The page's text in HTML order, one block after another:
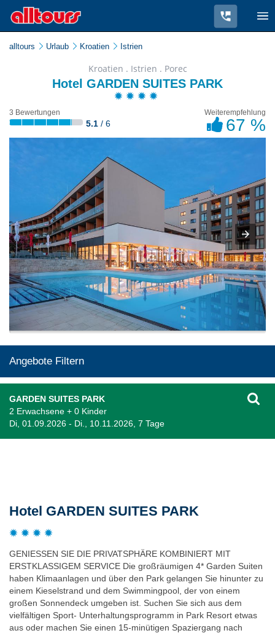
alltours Urlaub Kroatien Istrien
Kroatien . Istrien . Porec
Hotel GARDEN SUITES PARK
3 Bewertungen
5.1 / 6
Weiterempfehlung
67 %
Angebote Filtern
GARDEN SUITES PARK
2 Erwachsene + 0 Kinder
Di, 01.09.2026 - Di., 10.11.2026, 7 Tage
Hotel GARDEN SUITES PARK
GENIESSEN SIE DIE PRIVATSPHÄRE KOMBINIERT MIT
ERSTKLASSIGEM SERVICE Die großräumigen 4* Garden Suiten
haben Klimaanlagen und über den Park gelangen Sie hinunter zu
einem Kieselstrand und dem Swimmingpool, der von einem
großen Sonnendeck umgeben ist. Suchen Sie sich aus dem
vielfältigen Sport- Unterhaltungsprogramm in Park Resort etwas
aus oder machen Sie einen 15-minütigen Spaziergang nach